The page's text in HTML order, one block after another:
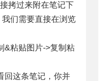
拷过来附在笔记下
们需要直接在浏览
&粘贴图片->复制粘
回这条笔记，你并